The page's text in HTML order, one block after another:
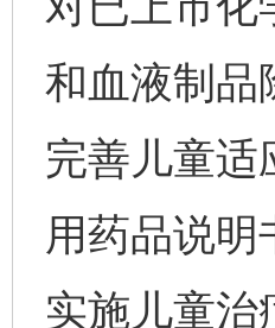
和血液制品
完善儿童适
用药品说
实施儿童治